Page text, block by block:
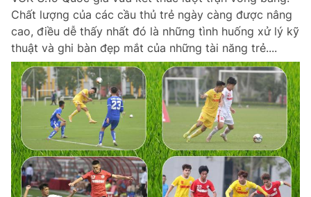
Chất lượng của các cầu thủ trẻ ngày càng được nâng
cao, điều dễ thấy nhất đó là những tình huống xử lý kỹ
thuật và ghi bàn đẹp mắt của những tài năng trẻ....